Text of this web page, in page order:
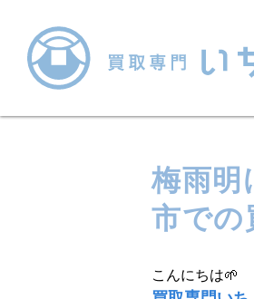
梅雨
市での
こんにちは🌱